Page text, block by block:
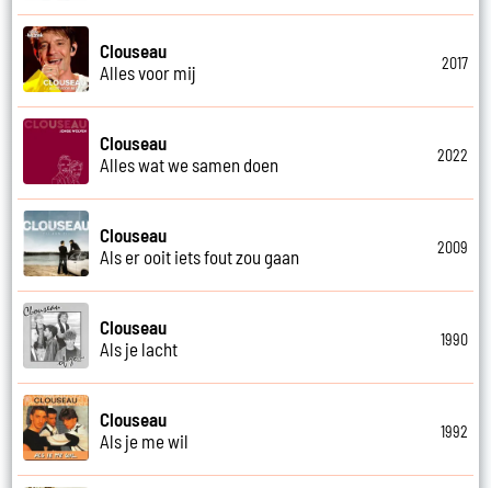
Clouseau
Alles voor mij
2017
Clouseau
Alles wat we samen doen
2022
Clouseau
Als er ooit iets fout zou gaan
2009
Clouseau
Als je lacht
1990
Clouseau
Als je me wil
1992